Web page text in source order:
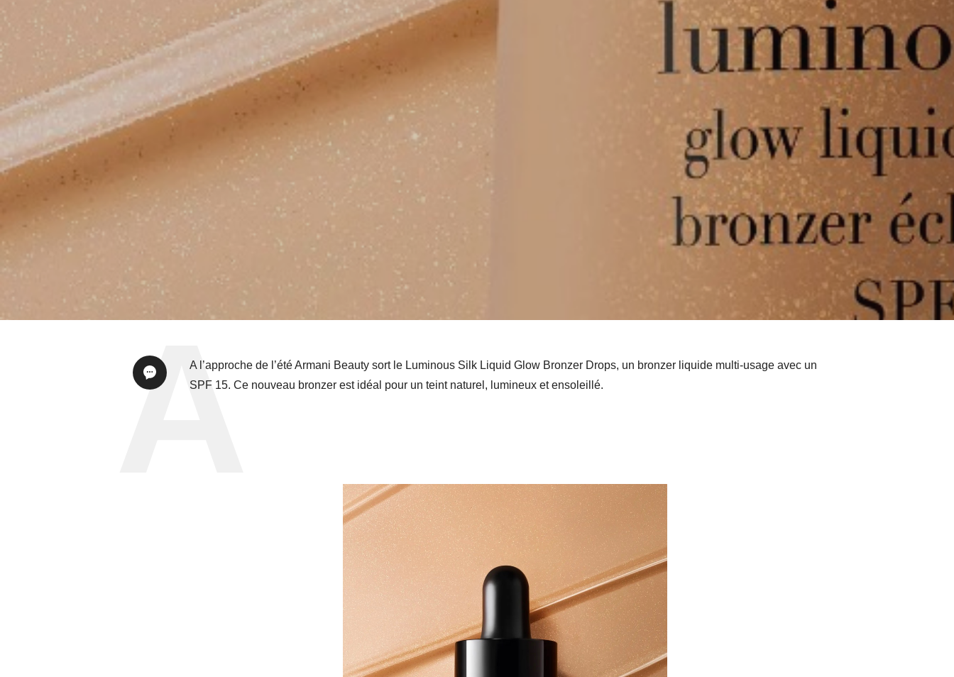
A l’approche de l’été Armani Beauty sort le Luminous Silk Liquid Glow Bronzer Drops, un bronzer liquide multi-usage avec un
SPF 15. Ce nouveau bronzer est idéal pour un teint naturel, lumineux et ensoleillé.